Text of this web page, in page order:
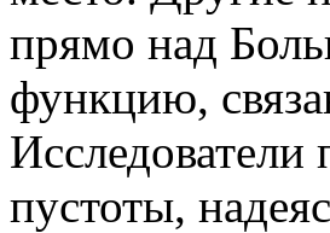
прямо над
функцию,
пустоты,